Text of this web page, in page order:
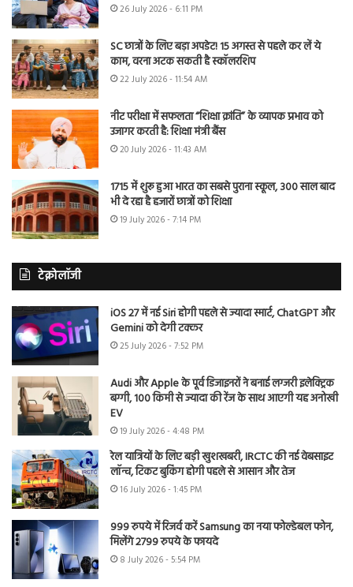
26 July 2026 - 6:11 PM
SC छात्रों के लिए बड़ा अपडेट! 15 अगस्त से पहले कर लें ये
काम, वरना अटक सकती है स्कॉलरशिप
22 July 2026 - 11:54 AM
नीट परीक्षा में सफलता “शिक्षा क्रांति” के व्यापक प्रभाव को
उजागर करती है: शिक्षा मंत्री बैंस
20 July 2026 - 11:43 AM
1715 में शुरू हुआ भारत का सबसे पुराना स्कूल, 300 साल बाद
भी दे रहा है हजारों छात्रों को शिक्षा
19 July 2026 - 7:14 PM
टेक्नोलॉजी
iOS 27 में नई Siri होगी पहले से ज्यादा स्मार्ट, ChatGPT और
Gemini को देगी टक्कर
25 July 2026 - 7:52 PM
Audi और Apple के पूर्व डिजाइनरों ने बनाई लग्जरी इलेक्ट्रिक
बग्गी, 100 किमी से ज्यादा की रेंज के साथ आएगी यह अनोखी
EV
19 July 2026 - 4:48 PM
रेल यात्रियों के लिए बड़ी खुशखबरी, IRCTC की नई वेबसाइट
लॉन्च, टिकट बुकिंग होगी पहले से आसान और तेज
16 July 2026 - 1:45 PM
999 रुपये में रिजर्व करें Samsung का नया फोल्डेबल फोन,
मिलेंगे 2799 रुपये के फायदे
8 July 2026 - 5:54 PM